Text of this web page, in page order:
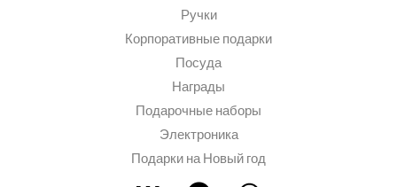
Ручки
Корпоративные подарки
Посуда
Награды
Подарочные наборы
Электроника
Подарки на Новый год